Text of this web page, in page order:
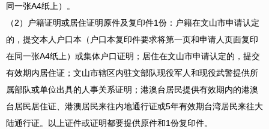
同一张A4纸上）。
（2）户籍证明或居住证明原件及复印件1份：户籍在文山市申请认定
的，提交本人户口本（户口本复印件要求将第一页和申请人页面复印
在同一张A4纸上）或集体户口证明；居住在文山市申请认定的，提交
有效期内居住证；文山市辖区内驻文部队现役军人和现役武警提供所
属部队或单位出具的人事关系证明；港澳台居民提供有效期内的港澳
台居民居住证、港澳居民来往内地通行证或5年有效期台湾居民来往大
陆通行证。以上证件或证明都要提供原件和1份复印件。